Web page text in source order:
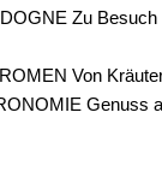
Zu Besuch
Von
Genuss